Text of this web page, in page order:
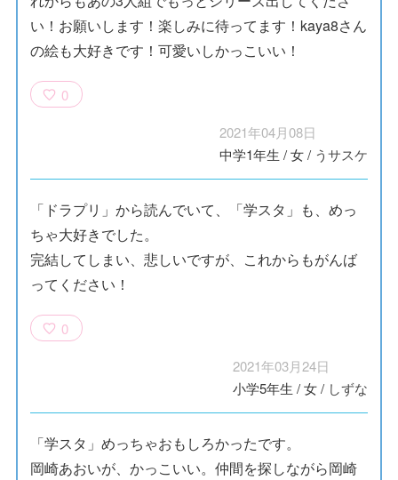
い！お願いします！楽しみに待ってます！kaya8さん
の絵も大好きです！可愛いしかっこいい！
0
2021年04月08日
中学1年生 /女/ うサスケ
「ドラプリ」から読んでいて、「学スタ」も、めっ
ちゃ大好きでした。
完結してしまい、悲しいですが、これからもがんば
ってください！
0
2021年03月24日
小学5年生 /女/ しずな
「学スタ」めっちゃおもしろかったです。
岡崎あおいが、かっこいい。仲間を探しながら岡崎